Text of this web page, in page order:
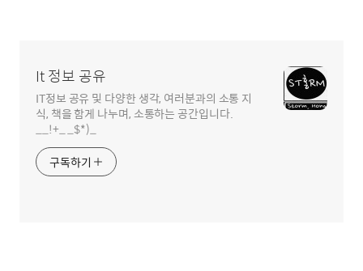
It 정보 공유
IT정보 공유 및 다양한 생각, 여러분과의 소통 지
식, 책을 함게 나누며, 소통하는 공간입니다.
__!+_ _$*)_
구독하기